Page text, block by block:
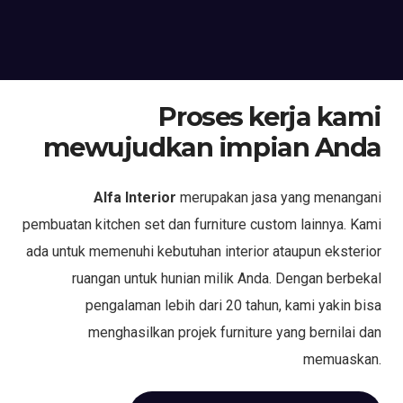
Proses kerja kami
mewujudkan impian Anda
Alfa Interior merupakan jasa yang menangani
pembuatan kitchen set dan furniture custom lainnya. Kami
ada untuk memenuhi kebutuhan interior ataupun eksterior
ruangan untuk hunian milik Anda. Dengan berbekal
pengalaman lebih dari 20 tahun, kami yakin bisa
menghasilkan projek furniture yang bernilai dan
memuaskan.